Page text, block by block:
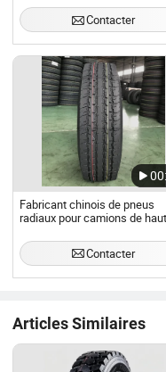
315/80r22.5 Fabricant de
Contacter
Fabricant chinois de pneus
radiaux pour camions de
Chilong Marque TBR 2024
d'usine DOT 225/90r16
Contacter
Articles Similaires